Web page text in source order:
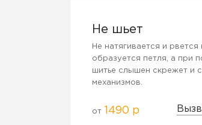
Не шьет
Не натягивается и рвется
образуется петля, а при
шитье слышен скрежет и
механизмов.
от 1490 р